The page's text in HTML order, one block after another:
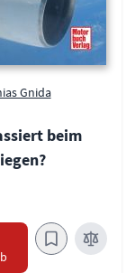
Gnida
beim